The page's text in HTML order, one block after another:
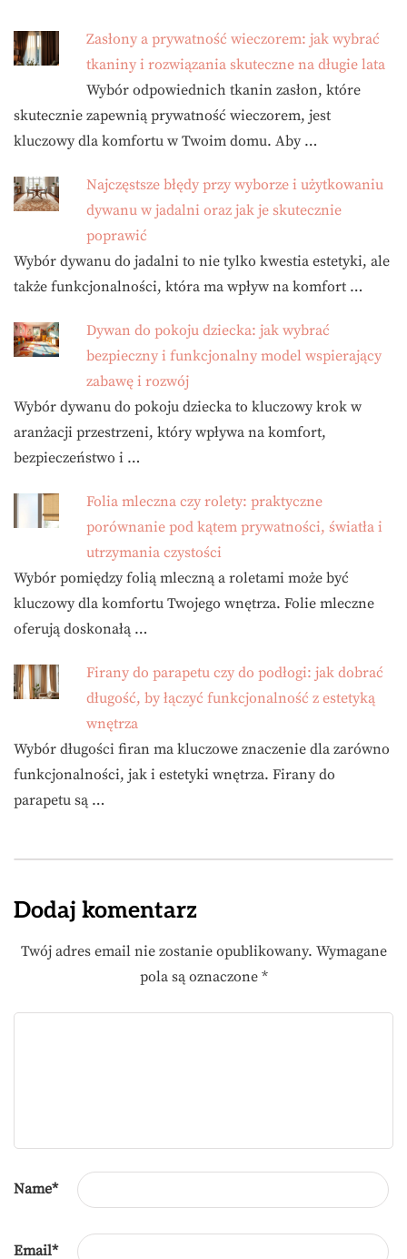
Zasłony a prywatność wieczorem: jak wybrać
tkaniny i rozwiązania skuteczne na długie lata
Wybór odpowiednich tkanin zasłon, które
skutecznie zapewnią prywatność wieczorem, jest
kluczowy dla komfortu w Twoim domu. Aby …
Najczęstsze błędy przy wyborze i użytkowaniu
dywanu w jadalni oraz jak je skutecznie
poprawić
Wybór dywanu do jadalni to nie tylko kwestia estetyki, ale
także funkcjonalności, która ma wpływ na komfort …
Dywan do pokoju dziecka: jak wybrać
bezpieczny i funkcjonalny model wspierający
zabawę i rozwój
Wybór dywanu do pokoju dziecka to kluczowy krok w
aranżacji przestrzeni, który wpływa na komfort,
bezpieczeństwo i …
Folia mleczna czy rolety: praktyczne
porównanie pod kątem prywatności, światła i
utrzymania czystości
Wybór pomiędzy folią mleczną a roletami może być
kluczowy dla komfortu Twojego wnętrza. Folie mleczne
oferują doskonałą …
Firany do parapetu czy do podłogi: jak dobrać
długość, by łączyć funkcjonalność z estetyką
wnętrza
Wybór długości firan ma kluczowe znaczenie dla zarówno
funkcjonalności, jak i estetyki wnętrza. Firany do
parapetu są …
Dodaj komentarz
Twój adres email nie zostanie opublikowany. Wymagane
pola są oznaczone *
Name*
Email*